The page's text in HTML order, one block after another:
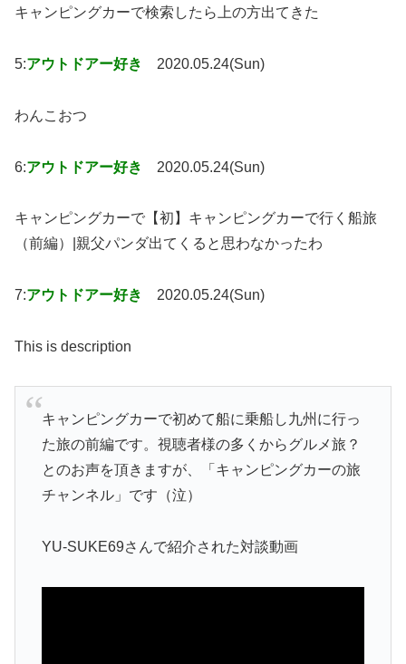
キャンピングカーで検索したら上の方出てきた
5:アウトドアー好き 2020.05.24(Sun)
わんこおつ
6:アウトドアー好き 2020.05.24(Sun)
キャンピングカーで【初】キャンピングカーで行く船旅
（前編）|親父パンダ出てくると思わなかったわ
7:アウトドアー好き 2020.05.24(Sun)
This is description
キャンピングカーで初めて船に乗船し九州に行っ
た旅の前編です。視聴者様の多くからグルメ旅？
とのお声を頂きますが、「キャンピングカーの旅
チャンネル」です（泣）
YU-SUKE69さんで紹介された対談動画